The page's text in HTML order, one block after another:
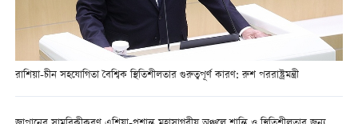
রাশিয়া-চীন সহযোগিতা বৈশ্বিক স্থিতিশীলতার গুরুত্বপূর্ণ কারণ: রুশ পররাষ্ট্রমন্ত্রী